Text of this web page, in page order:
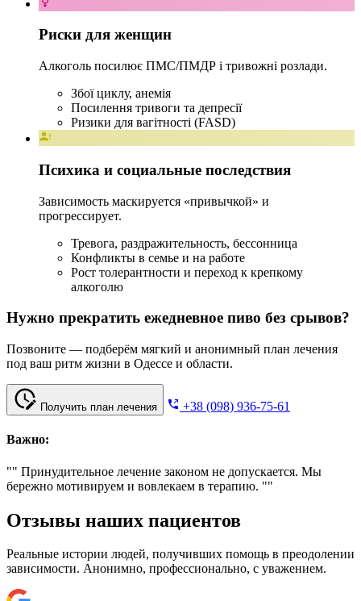
Риски для женщин
Алкоголь посилює ПМС/ПМДР і тривожні розлади.
Збої циклу, анемія
Посилення тривоги та депресії
Ризики для вагітності (FASD)
Психика и социальные последствия
Зависимость маскируется «привычкой» и
прогрессирует.
Тревога, раздражительность, бессонница
Конфликты в семье и на работе
Рост толерантности и переход к крепкому
алкоголю
Нужно прекратить ежедневное пиво без срывов?
Позвоните — подберём мягкий и анонимный план лечения
под ваш ритм жизни в Одессе и области.
Получить план лечения +38 (098) 936-75-61
Важно:
"" Принудительное лечение законом не допускается. Мы
бережно мотивируем и вовлекаем в терапию. ""
Отзывы наших пациентов
Реальные истории людей, получивших помощь в преодолении
зависимости. Анонимно, профессионально, с уважением.